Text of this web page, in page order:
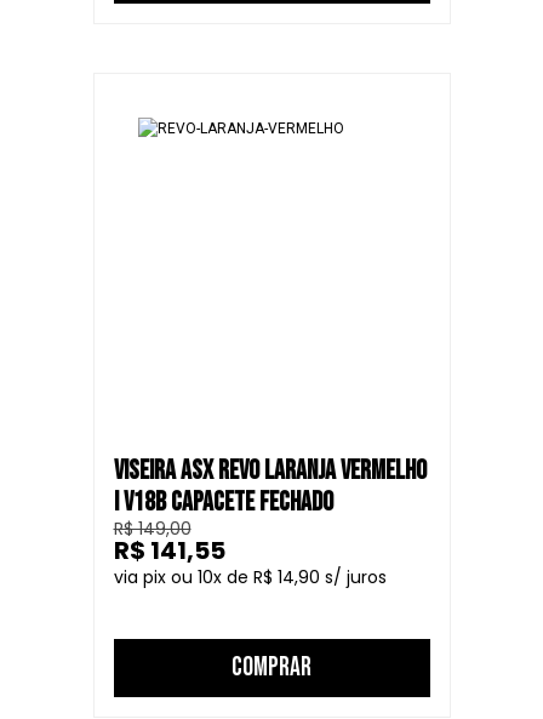
VISEIRA ASX REVO LARANJA VERMELHO
I V18B CAPACETE FECHADO
R$ 149,00
10
R$ 14,90
R$ 141,55
COMPRAR